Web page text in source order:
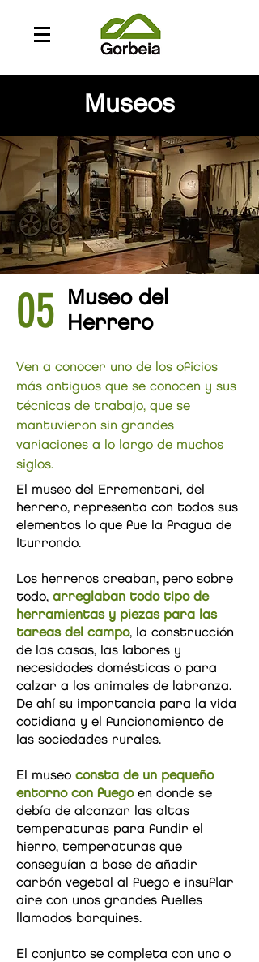
Museos
05
Museo del
Herrero
Ven a conocer uno de los oficios
más antiguos que se conocen y sus
técnicas de trabajo, que se
mantuvieron sin grandes
variaciones a lo largo de muchos
siglos.
El museo del Errementari, del
herrero, representa con todos sus
elementos lo que fue la fragua de
Iturrondo.
Los herreros creaban, pero sobre
todo, arreglaban todo tipo de
herramientas y piezas para las
tareas del campo, la construcción
de las casas, las labores y
necesidades domésticas o para
calzar a los animales de labranza.
De ahí su importancia para la vida
cotidiana y el funcionamiento de
las sociedades rurales.
El museo consta de un pequeño
entorno con fuegoen donde se
debía de alcanzar las altas
temperaturas para fundir el
hierro, temperaturas que
conseguían a base de añadir
carbón vegetal al fuego e insuflar
aire con unos grandes fuelles
llamados barquines.
El conjunto se completa con uno o